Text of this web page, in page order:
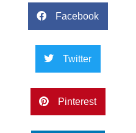
Facebook
Twitter
Pinterest